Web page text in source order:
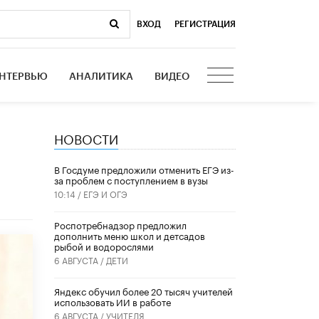
ВХОД РЕГИСТРАЦИЯ
АНАЛИТИКА ВИДЕО
НОВОСТИ
В Госдуме предложили отменить ЕГЭ из-
за проблем с поступлением в вузы
10:14 / ЕГЭ И ОГЭ
Роспотребнадзор предложил
дополнить меню школ и детсадов
рыбой и водорослями
6 АВГУСТА / ДЕТИ
​Яндекс обучил более 20 тысяч учителей
использовать ИИ в работе
6 АВГУСТА /УЧИТЕЛЯ